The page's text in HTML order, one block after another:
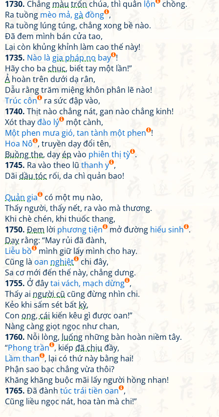
1730. Chẳng màu trốn chúa, thì quân lộn
chồng.
Ra tuồng mèo mả, gà đồng ,
Ra tuồng lúng túng, chẳng xong bề nào.
Đã đem mình bán cửa tao,
Lại còn khủng khỉnh làm cao thế này!
1735. Nào là gia pháp nọ bay !
Hãy cho ba chục, biết tay một lần!”
Ả hoàn trên dưới dạ rân,
Dẫu rằng trăm miệng khôn phân lẽ nào!
Trúc côn
ra sức đập vào,
1740. Thịt nào chẳng nát, gan nào chẳng kinh!
Xót thayđào lý
một cành,
Một phen mưa gió, tan tành một phen !
Hoa Nô , truyền dạy đổi tên,
Buồng the, dạyép vào phiên thị tỳ .
1745. Ra vào theo lũ thanh y ,
Dãi dầu tóc rối, da chì quản bao!
Quản gia
có một mụ nào,
Thấy người, thấy nết, ra vào mà thương.
Khi chè chén, khi thuốc thang,
1750. Đem lời phương tiện mở đường hiếu sinh .
Dạy rằng: “May rủi đã đành,
Liễu bồ
mình giữ lấy mình cho hay.
Cũng là oan nghiệt
chi đây,
Sa cơ mới đến thế này, chẳng dưng.
1755. Ở đâytai vách, mạch dừng ,
Thấy ai người cũ cũng đừng nhìn chi.
Kẻo khi sấm sét bất kỳ,
Con ong, cái kiến kêu gì được oan!”
Nàng càng giọt ngọc như chan,
1760. Nỗi lòng, luống những bàn hoàn niềm tây.
“Phong trần , kiếp đã chịu đầy,
Lầm than , lại có thứ này bằng hai!
Phận sao bạc chẳng vừa thôi?
Khăng khăng buộc mãi lấy người hồng nhan!
1765. Đã đành túc trái tiền oan ,
Cũng liều ngọc nát, hoa tàn mà chi!”